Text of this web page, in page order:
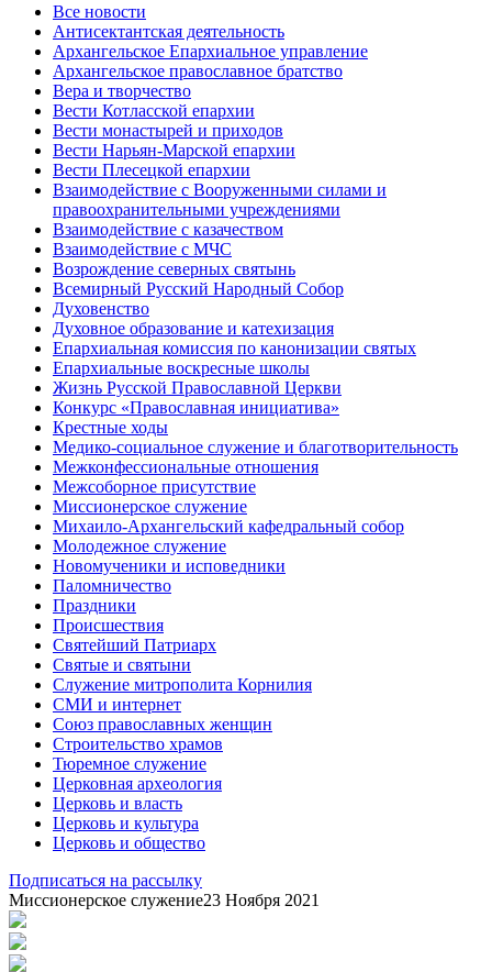
Все новости
Антисектантская деятельность
Архангельское Епархиальное управление
Архангельское православное братство
Вера и творчество
Вести Котласской епархии
Вести монастырей и приходов
Вести Нарьян-Марской епархии
Вести Плесецкой епархии
Взаимодействие с Вооруженными силами и
правоохранительными учреждениями
Взаимодействие с казачеством
Взаимодействие с МЧС
Возрождение северных святынь
Всемирный Русский Народный Собор
Духовенство
Духовное образование и катехизация
Епархиальная комиссия по канонизации святых
Епархиальные воскресные школы
Жизнь Русской Православной Церкви
Конкурс «Православная инициатива»
Крестные ходы
Медико-социальное служение и благотворительность
Межконфессиональные отношения
Межсоборное присутствие
Миссионерское служение
Михаило-Архангельский кафедральный собор
Молодежное служение
Новомученики и исповедники
Паломничество
Праздники
Происшествия
Святейший Патриарх
Святые и святыни
Служение митрополита Корнилия
СМИ и интернет
Союз православных женщин
Строительство храмов
Тюремное служение
Церковная археология
Церковь и власть
Церковь и культура
Церковь и общество
Подписаться на рассылку
Миссионерское служение23 Ноября 2021